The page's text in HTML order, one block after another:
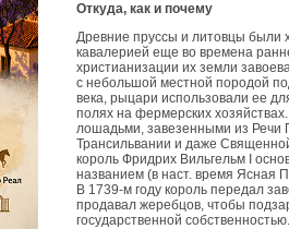
Откуда, как и почему
Древние пруссы и литовцы были
кавалерией еще во времена
христианизации их земли
с небольшой местной породой
века, рыцари использовали ее
полях на фермерских
лошадьми, завезенными из Речи
Трансильвании и даже
король Фридрих Вильгельм I
названием (в наст. время Ясная
В 1739-м году король передал
продавал жеребцов, чтобы
государственной собственностью.